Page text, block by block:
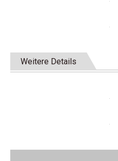
Weitere Details